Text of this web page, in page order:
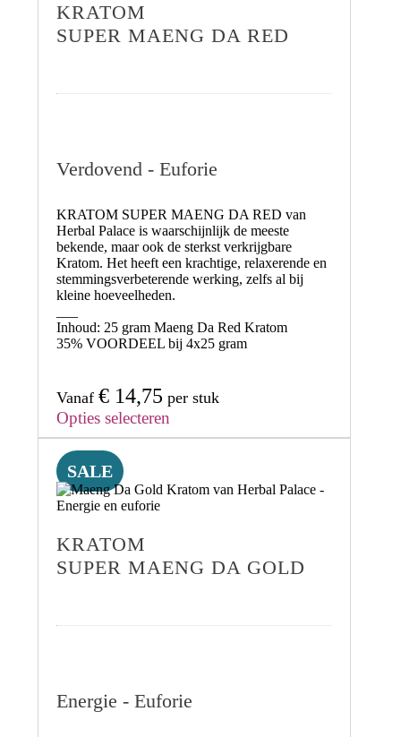
KRATOM
SUPER MAENG DA RED
Verdovend - Euforie
KRATOM SUPER MAENG DA RED van
Herbal Palace is waarschijnlijk de meeste
bekende, maar ook de sterkst verkrijgbare
Kratom. Het heeft een krachtige, relaxerende en
stemmingsverbeterende werking, zelfs al bij
kleine hoeveelheden.
Inhoud: 25 gram Maeng Da Red Kratom
35% VOORDEEL bij 4x25 gram
Vanaf € 14,75 per stuk
Opties selecteren
SALE
KRATOM
SUPER MAENG DA GOLD
Energie - Euforie